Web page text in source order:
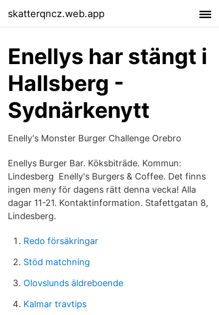
skatterqncz.web.app
Enellys har stängt i
Hallsberg -
Sydnärkenytt
Enelly's Monster Burger Challenge Orebro
Enellys Burger Bar. Köksbiträde. Kommun:
Lindesberg Enelly's Burgers & Coffee. Det finns
ingen meny för dagens rätt denna vecka! Alla
dagar 11-21. Kontaktinformation. Stafettgatan 8,
Lindesberg.
Redo försäkringar
Stöd matchning
Olovslunds äldreboende
Kalmar travtips